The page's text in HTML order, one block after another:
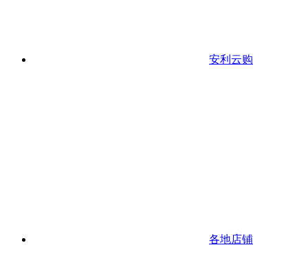
安利云购
各地店铺